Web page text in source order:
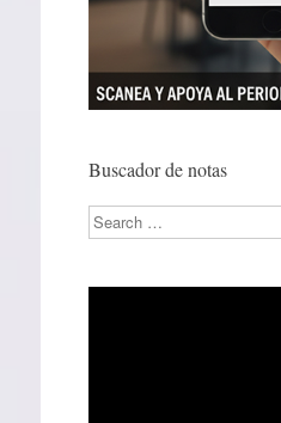
Buscador de notas
Search